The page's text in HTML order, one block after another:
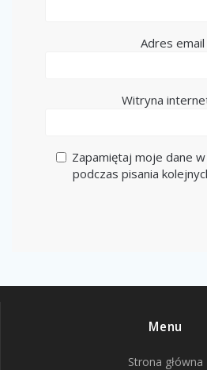
Adres email
Witryna
Zapamiętaj moje dane
podczas pisania
Menu
Strona główna